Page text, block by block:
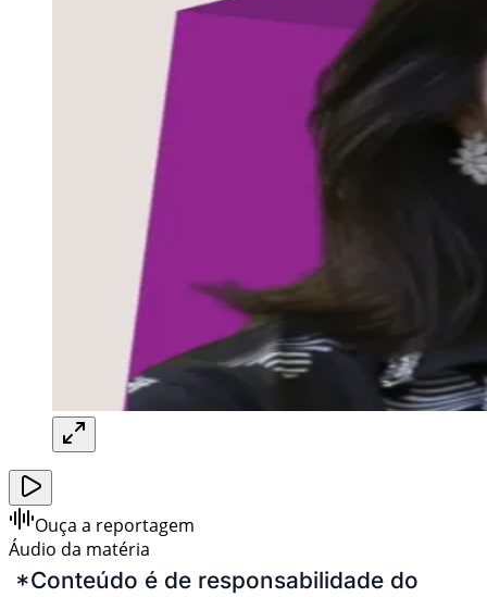
Ouça a reportagem
Áudio da matéria
*Conteúdo é de responsabilidade do